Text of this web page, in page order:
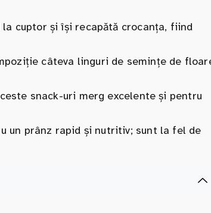
cuptor și își recapătă crocanța, fiind
câteva linguri de semințe de
snack-uri merg excelente și pentru
un prânz rapid și nutritiv; sunt la fel de